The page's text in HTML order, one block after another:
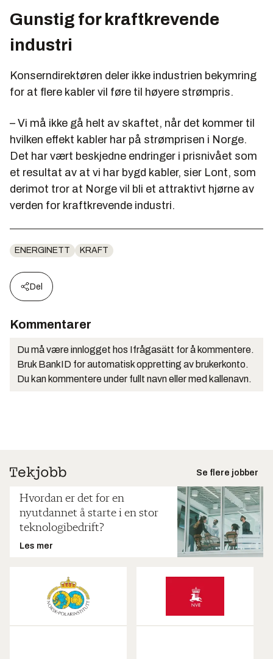
Gunstig for kraftkrevende
industri
Konserndirektøren deler ikke industrien bekymring
for at flere kabler vil føre til høyere strømpris.
– Vi må ikke gå helt av skaftet, når det kommer til
hvilken effekt kabler har på strømprisen i Norge.
Det har vært beskjedne endringer i prisnivået som
et resultat av at vi har bygd kabler, sier Lont, som
derimot tror at Norge vil bli et attraktivt hjørne av
verden for kraftkrevende industri.
ENERGINETT KRAFT
Del
Kommentarer
Du må være innlogget hos Ifrågasätt for å kommentere.
Bruk BankID for automatisk oppretting av brukerkonto.
Du kan kommentere under fullt navn eller med kallenavn.
Se flere jobber
Hvordan er det for en
nyutdannet å starte i en stor
teknologibedrift?
Les mer